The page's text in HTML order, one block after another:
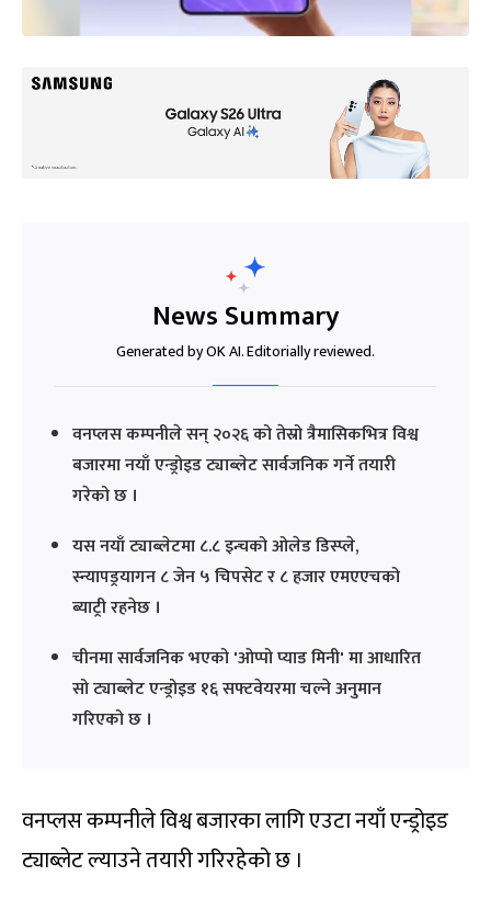
News Summary
Generated by OK AI. Editorially reviewed.
वनप्लस कम्पनीले सन् २०२६ को तेस्रो त्रैमासिकभित्र विश्व
बजारमा नयाँ एन्ड्रोइड ट्याब्लेट सार्वजनिक गर्ने तयारी
गरेको छ ।
यस नयाँ ट्याब्लेटमा ८.८ इन्चको ओलेड डिस्प्ले,
स्न्यापड्रयागन ८ जेन ५ चिपसेट र ८ हजार एमएएचको
ब्याट्री रहनेछ ।
चीनमा सार्वजनिक भएको 'ओप्पो प्याड मिनी' मा आधारित
सो ट्याब्लेट एन्ड्रोइड १६ सफ्टवेयरमा चल्ने अनुमान
गरिएको छ ।
वनप्लस कम्पनीले विश्व बजारका लागि एउटा नयाँ एन्ड्रोइड
ट्याब्लेट ल्याउने तयारी गरिरहेको छ ।